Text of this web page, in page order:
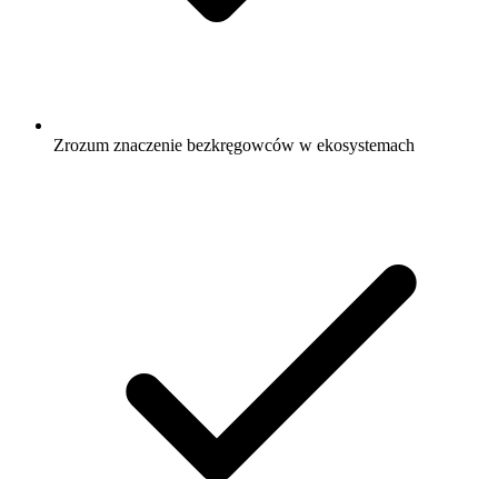
Zrozum znaczenie bezkręgowców w ekosystemach